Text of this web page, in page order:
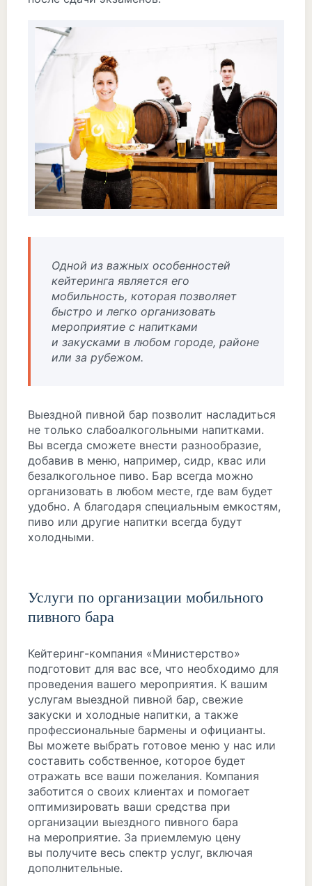
Одной из важных особенностей
кейтеринга является его
мобильность, которая позволяет
быстро и легко организовать
мероприятие с напитками
и закусками в любом городе, районе
или за рубежом.
Выездной пивной бар позволит насладиться
не только слабоалкогольными напитками.
Вы всегда сможете внести разнообразие,
добавив в меню, например, сидр, квас или
безалкогольное пиво. Бар всегда можно
организовать в любом месте, где вам будет
удобно. А благодаря специальным емкостям,
пиво или другие напитки всегда будут
холодными.
Услуги по организации мобильного
пивного бара
Кейтеринг-компания «Министерство»
подготовит для вас все, что необходимо для
проведения вашего мероприятия. К вашим
услугам выездной пивной бар, свежие
закуски и холодные напитки, а также
профессиональные бармены и официанты.
Вы можете выбрать готовое меню у нас или
составить собственное, которое будет
отражать все ваши пожелания. Компания
заботится о своих клиентах и помогает
оптимизировать ваши средства при
организации выездного пивного бара
на мероприятие. За приемлемую цену
вы получите весь спектр услуг, включая
дополнительные.